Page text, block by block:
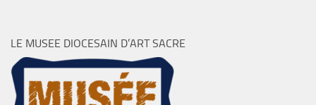
LE MUSEE DIOCESAIN D’ART SACRE